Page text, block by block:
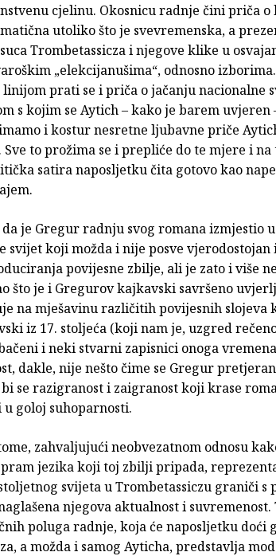
cjelinu. Okosnicu radnje čini priča o
utoliko što je svevremenska, a
Trombetassicza i njegove klike u
„elekcijanušima“, odnosno
prati se i priča o jačanju nacionalne
s kojim se Aytich – kako je barem uvjeren
i kostur nesretne ljubavne priče
Sve to prožima se i prepliće do te mjere i na
satira naposljetku čita gotovo kao
da je Gregur radnju svog romana izmjestio
svijet koji možda i nije posve
povijesne zbilje, ali je zato i više
što je i Gregurov kajkavski savršeno
na mješavinu različitih povijesnih slojeva
iz 17. stoljeća (koji nam je, uzgred
i neki stvarni zapisnici onoga
dakle, nije nešto čime se Gregur
se razigranost i zaigranost koji krase
goloj suhoparnosti.
zahvaljujući neobvezatnom odnosu
jezika koji toj zbilji pripada,
svijeta u Trombetassiczu graniči
njegova aktualnost i
poluga radnje, koja će naposljetku doći
a možda i samog Ayticha, predstavlja